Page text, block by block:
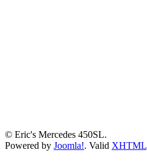
© Eric's Mercedes 450SL.
Powered by Joomla!. Valid XHTML